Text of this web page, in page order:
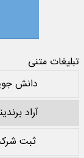
تبلیغات متنی
دانش
آراد
ثبت